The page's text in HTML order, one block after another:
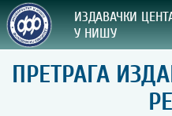
ИЗДАВАЧКИ
У НИШУ
СВА
ВРСТА
ПРЕТРАГА